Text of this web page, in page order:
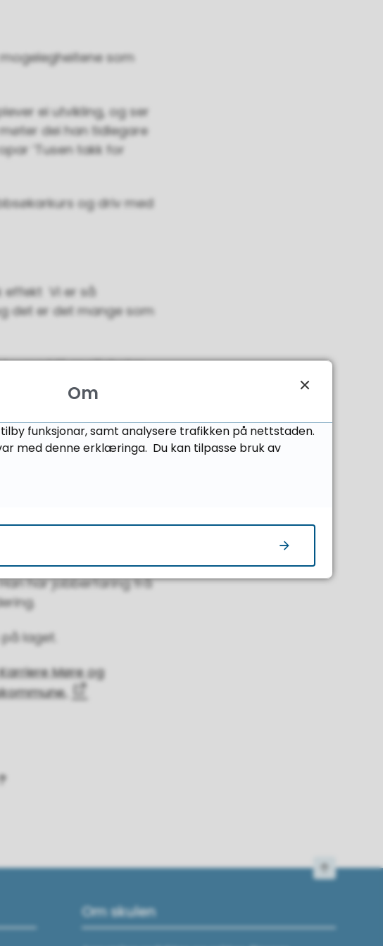
som
ei utvikling, og ser
dei han tidlegare
’Tusen takk for
og driv med
effekt Vi er så
det er det mange som
til analfabetar.
passar. Han møter
å prøve noko nytt og
seg trygge og dele.
kanskje nyttig at han
hans er nemleg
i Forsvaret, utdanna
har jobberfaring frå
laget.
Møre og
Om skulen
Til toppen
Om
funksjonar, samt analysere trafikken på nettstaden.
med denne erklæringa. Du kan tilpasse bruk av